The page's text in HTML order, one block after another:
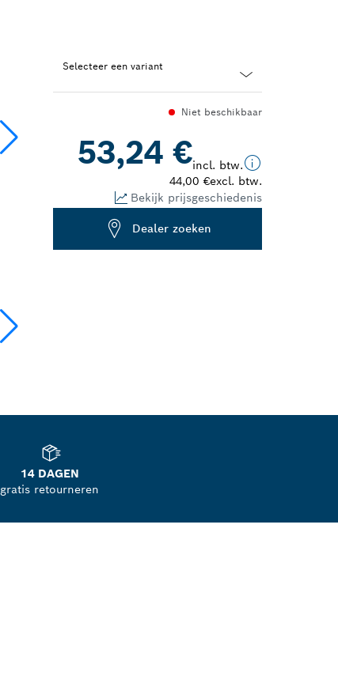
Selecteer een variant
Niet beschikbaar
53,24 €incl. btw.
44,00 €excl. btw.
Bekijk prijsgeschiedenis
Dealer zoeken
14 DAGEN
gratis retourneren